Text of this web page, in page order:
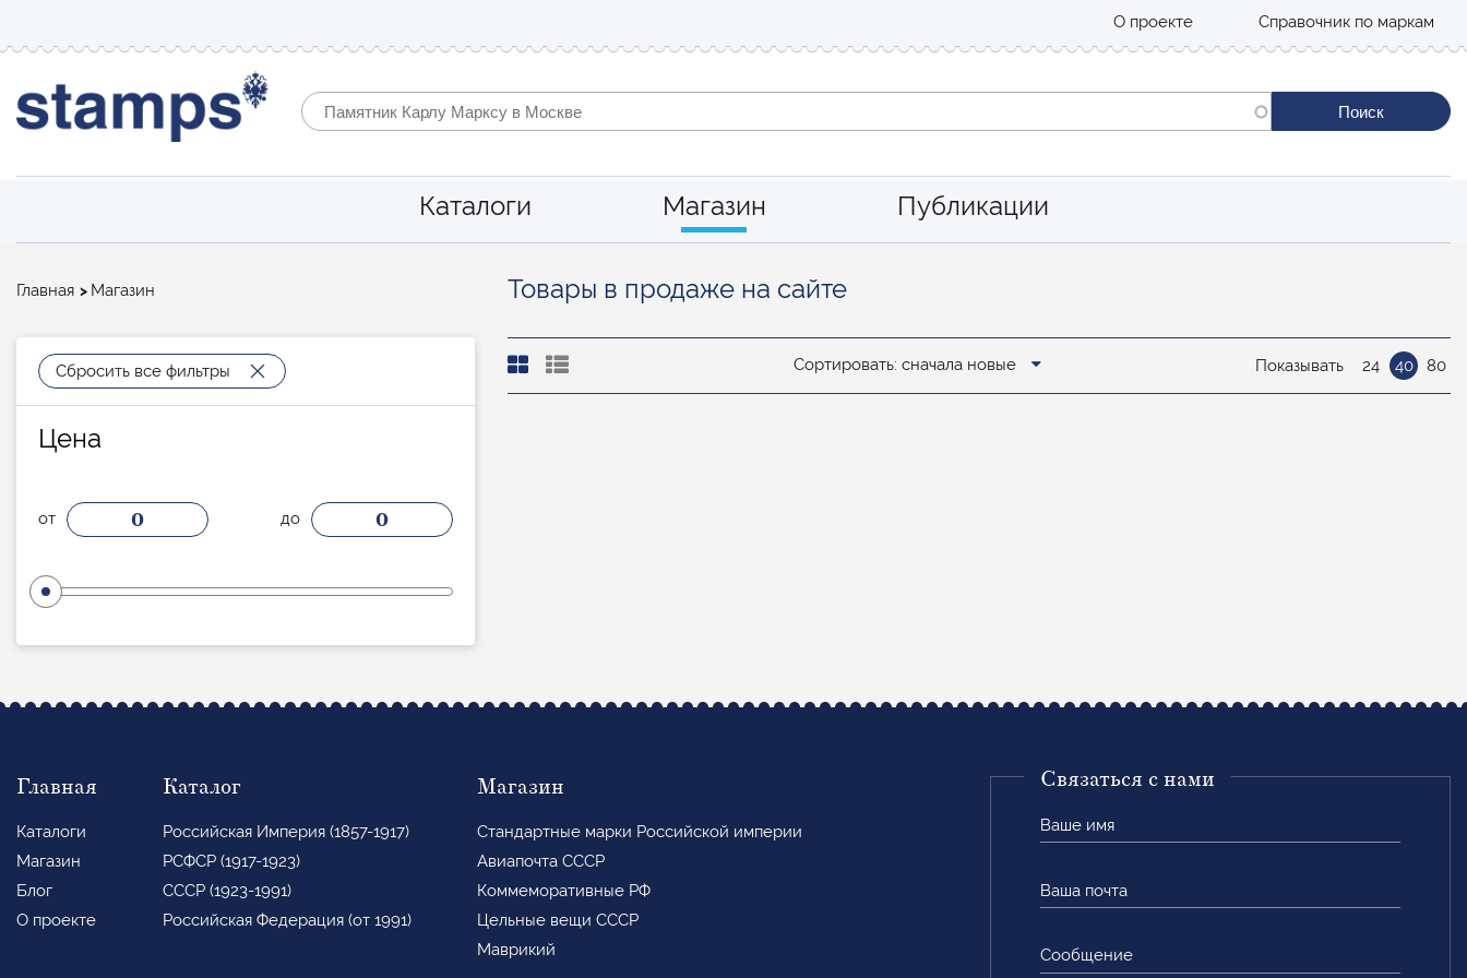
О проекте Справочник по маркам
Каталоги Магазин Публикации
Строка
Главная Магазин Товары в продаже на сайте
Сбросить все фильтры
Цена
от 0 до 0
Сортировать: сначала новые Показывать 24 40 80
Главная
Каталоги
Магазин
Блог
О проекте
Каталог
Российская Империя (1857-1917)
РСФСР (1917-1923)
СССР (1923-1991)
Российская Федерация (от 1991)
Магазин
Стандартные марки Российской империи
Авиапочта СССР
Коммеморативные РФ
Цельные вещи СССР
Маврикий
Связаться с нами
имя
почта
Сообщение